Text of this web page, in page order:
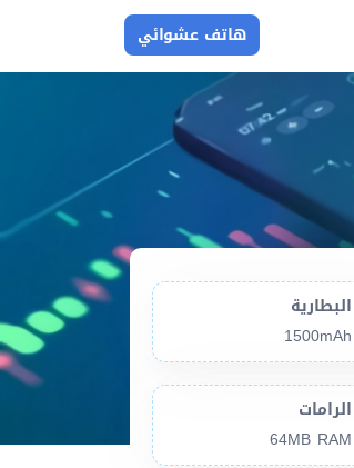
هاتف عشوائي
البطارية
1500mAh
الرامات
64MB RAM